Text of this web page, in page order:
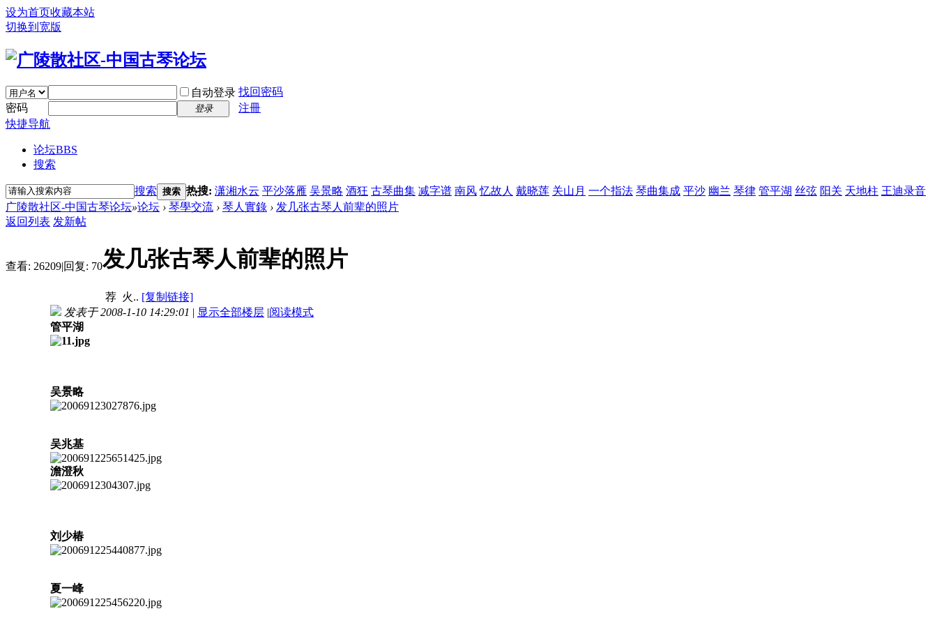
设为首页收藏本站
切换到宽版
自动登录 找回密码
密码
登录
注冊
快捷导航
论坛BBS
搜索
搜索 搜索 热搜: 潇湘水云 平沙落雁 吴景略 酒狂 古琴曲集 减字谱 南风 忆故人 戴晓莲 关山月 一个指法 琴曲集成 平沙 幽兰 琴律 管平湖 丝弦 阳关 天地柱 王迪录音
广陵散社区-中国古琴论坛»论坛 › 琴學交流 › 琴人實錄 › 发几张古琴人前辈的照片
返回列表 发新帖
查看: 26209|回复: 70发几张古琴人前辈的照片
荐 火.. [复制链接]
发表于 2008-1-10 14:29:01 | 显示全部楼层 |阅读模式
管平湖
吴景略
吴兆基
澹澄秋
刘少椿
夏一峰